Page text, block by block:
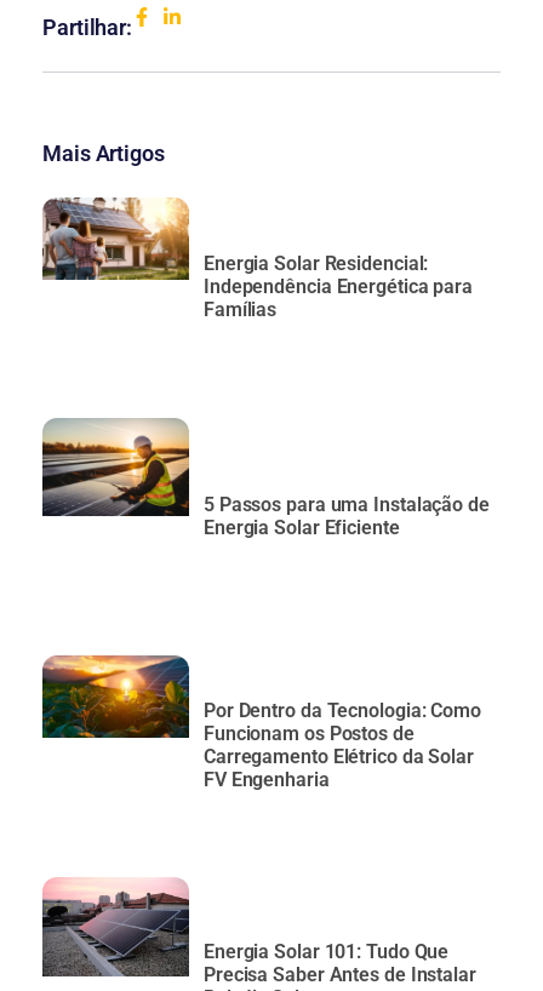
Partilhar:
Mais Artigos
Energia Solar Residencial:
Independência Energética para
Famílias
5 Passos para uma Instalação de
Energia Solar Eficiente
Por Dentro da Tecnologia: Como
Funcionam os Postos de
Carregamento Elétrico da Solar
FV Engenharia
Energia Solar 101: Tudo Que
Precisa Saber Antes de Instalar